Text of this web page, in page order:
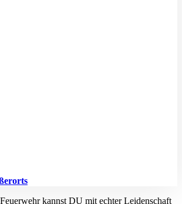
kannst DU mit echter Leidenschaft